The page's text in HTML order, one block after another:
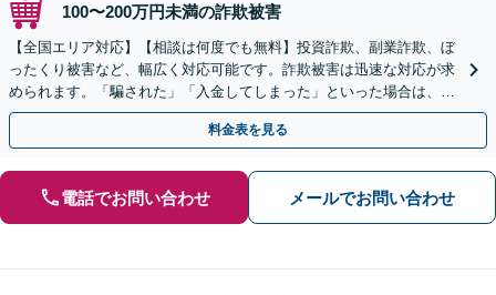
100〜200万円未満の詐欺被害
【全国エリア対応】【相談は何度でも無料】投資詐欺、副業詐欺、ぼ
ったくり被害など、幅広く対応可能です。詐欺被害は迅速な対応が求
められます。「騙された」「入金してしまった」といった場合は、お
早めにご相談ください。【電話・メール・WEB相談可】
料金表を見る
電話でお問い合わせ メールでお問い合わせ